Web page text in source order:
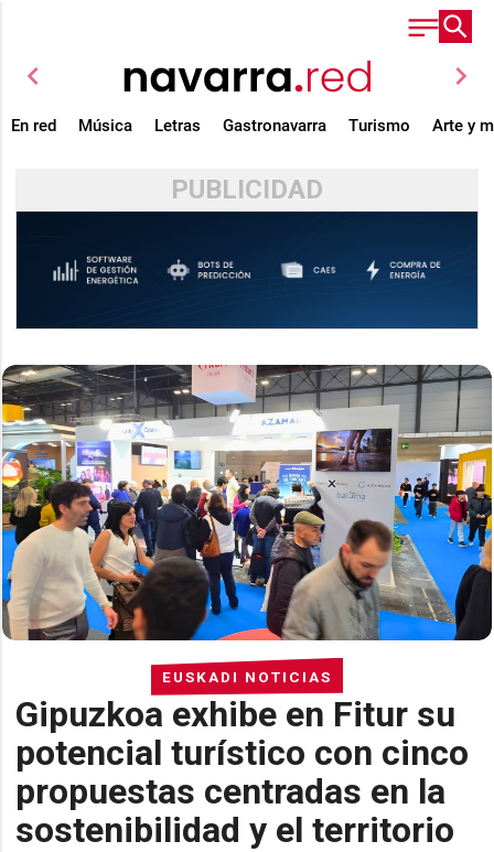
chevron_left chevron_right
En red Música Letras Gastronavarra Turismo Arte y
PUBLICIDAD
EUSKADI NOTICIAS
Gipuzkoa exhibe en Fitur su
potencial turístico con cinco
propuestas centradas en la
sostenibilidad y el territorio